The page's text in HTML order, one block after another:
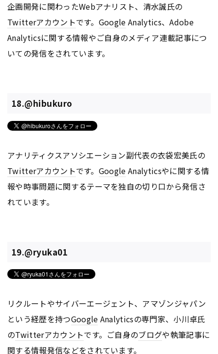
企画開発に関わったWebアナリスト、清水誠氏の
Twitterアカウントです。 Google Analytics、Adobe
Analyticsに関する情報やご自身のメディア連載記事につ
いての発信をされています。
18.@hibukuro
アナリティクスアソシエーション副代表の衣袋宏美氏の
Twitterアカウントです。 Google Analyticsやに関する情
報や時事問題に関するテーマを独自の切り口から発信さ
れています。
19.@ryuka01
リクルートやサイバーエージェント、アマゾンジャパン
という経歴を持つGoogle Analyticsの専門家、小川卓氏
のTwitterアカウントです。ご自身のブログや執筆記事に
関する情報発信などをされています。